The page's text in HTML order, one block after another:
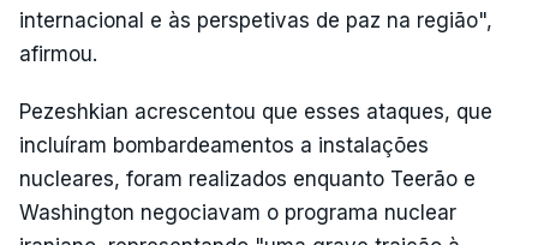
internacional e às perspetivas de paz na região",
afirmou.
Pezeshkian acrescentou que esses ataques, que
incluíram bombardeamentos a instalações
nucleares, foram realizados enquanto Teerão e
Washington negociavam o programa nuclear